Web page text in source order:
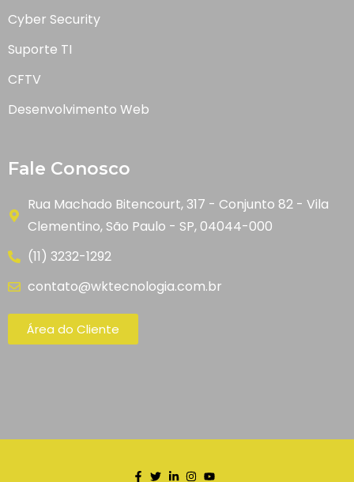
Cyber Security
Suporte TI
CFTV
Desenvolvimento Web
Fale Conosco
Rua Machado Bitencourt, 317 - Conjunto 82 - Vila
Clementino, São Paulo - SP, 04044-000
(11) 3232-1292
contato@wktecnologia.com.br
Área do Cliente